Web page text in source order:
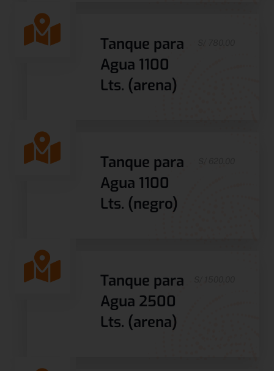
Tanque para
Agua 1100
Lts. (arena)
Tanque para
Agua 1100
Lts. (negro)
Tanque para
Agua 2500
Lts. (arena)